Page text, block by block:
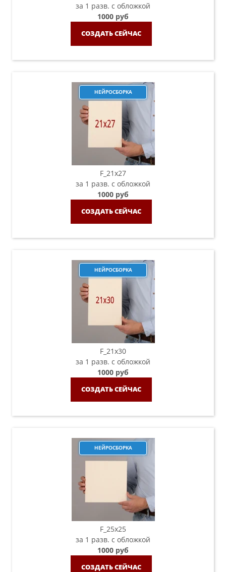
за 1 разв. с обложкой
1000 руб
СОЗДАТЬ СЕЙЧАС
НЕЙРОСБОРКА
F_21х27
за 1 разв. с обложкой
1000 руб
СОЗДАТЬ СЕЙЧАС
НЕЙРОСБОРКА
F_21х30
за 1 разв. с обложкой
1000 руб
СОЗДАТЬ СЕЙЧАС
НЕЙРОСБОРКА
F_25х25
за 1 разв. с обложкой
1000 руб
СОЗДАТЬ СЕЙЧАС